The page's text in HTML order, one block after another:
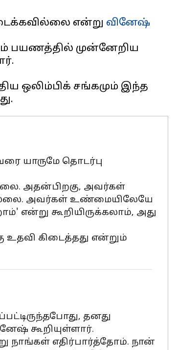
என்று வினேஷ்
பயணத்தில் முன்னேறிய
ஒலிம்பிக் சங்கமும் இந்த
யாருமே தொடர்பு
அதன்பிறகு, அவர்கள்
அவர்கள் உண்மையிலேயே
கூறியிருக்கலாம், அது
கிடைத்தது என்றும்
​​தனது
கூறியுள்ளார்.
நாங்கள் எதிர்பார்த்தோம். நான்